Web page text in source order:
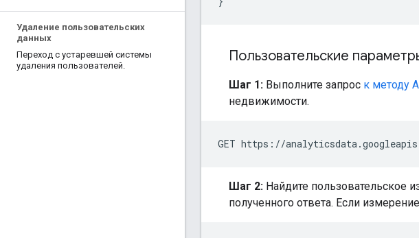
Удаление пользовательских
данных
Переход с устаревшей системы
удаления пользователей.
Пользовательские
Шаг 1: Выполните запрос к методу
недвижимости.
Шаг 2: Найдите пользовательское
полученного ответа. Если